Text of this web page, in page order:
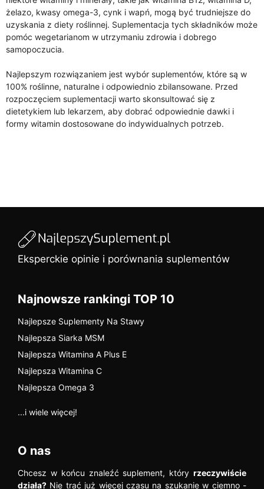
żelazo, kwasy omega-3, cynk i wapń, mogą być trudniejsze do
uzyskania z diety roślinnej. Suplementacja tych składników może
pomóc wegetarianom w utrzymaniu zdrowia i dobrego
samopoczucia.
Najlepszym rozwiązaniem jest wybór suplementów, które są w
100% roślinne, naturalne i odpowiednio zbilansowane. Przed
rozpoczęciem suplementacji warto skonsultować się z
dietetykiem lub lekarzem, aby dobrać odpowiednie dawki i
formy witamin dostosowane do indywidualnych potrzeb.
Eksperckie opinie i porównania suplementów
Najnowsze rankingi TOP 10
Najlepsze Suplementy Na Stawy
Najlepsza Siarka MSM
Najlepsza Witamina A Plus E
Najlepsza Witamina C
Najlepsza Omega 3
...i wiele więcej!
O nas
Chcesz w końcu znaleźć suplement, który rzeczywiście
działa? Nie trać już więcej czasu na szukanie w ciemno -